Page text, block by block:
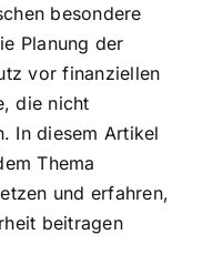
besondere
Planung der
vor finanziellen
die nicht
In diesem Artikel
Thema
und erfahren,
beitragen